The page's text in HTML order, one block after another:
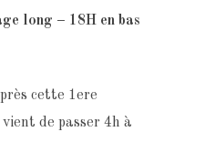
long – 18H en bas
cette 1ere
de passer 4h à